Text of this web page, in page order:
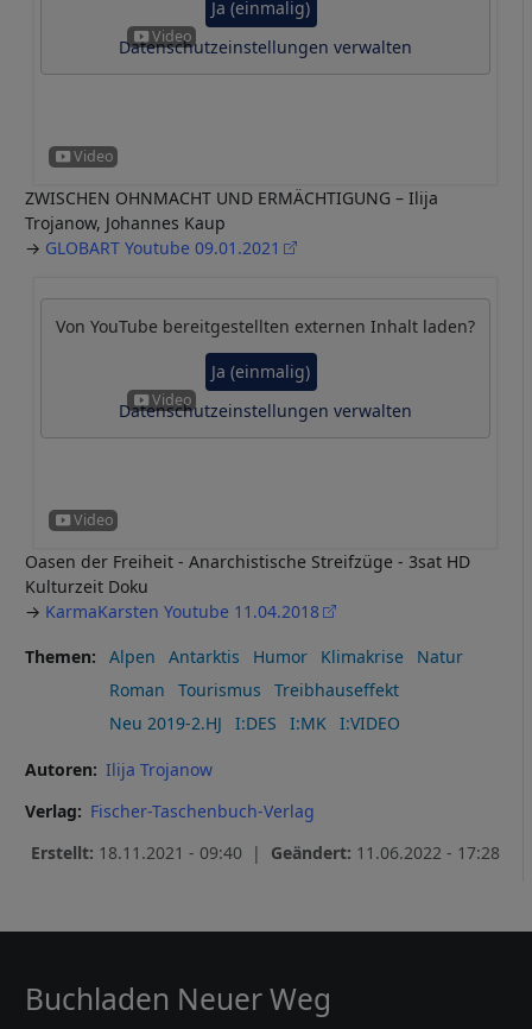
Ja (einmalig)
Datenschutzeinstellungen verwalten
ZWISCHEN OHNMACHT UND ERMÄCHTIGUNG – Ilija
Trojanow, Johannes Kaup
→ GLOBART Youtube 09.01.2021
Von YouTube bereitgestellten externen Inhalt laden?
Ja (einmalig)
Datenschutzeinstellungen verwalten
Oasen der Freiheit - Anarchistische Streifzüge - 3sat HD
Kulturzeit Doku
→ KarmaKarsten Youtube 11.04.2018
Themen Alpen Antarktis Humor Klimakrise
Natur
Roman
Tourismus
Treibhauseffekt
Neu 2019-2.HJ
I:DES I:MK I:VIDEO
Autoren
Ilija Trojanow
Verlag
Fischer-Taschenbuch-Verlag
Erstellt: 18.11.2021 - 09:40 | Geändert: 11.06.2022 - 17:28
Buchladen Neuer Weg